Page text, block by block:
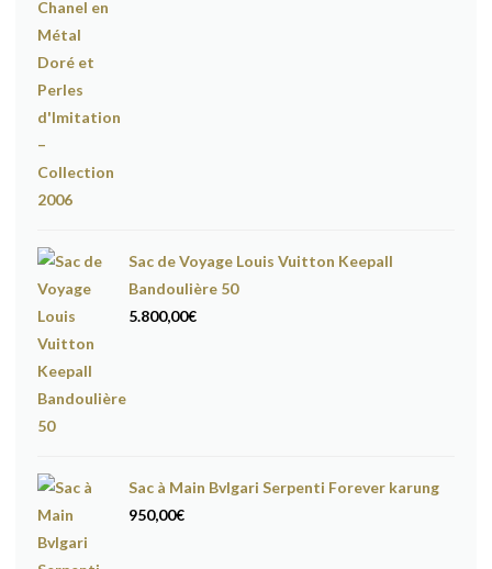
Sac de Voyage Louis Vuitton Keepall
Bandoulière 50
5.800,00€
Sac à Main Bvlgari Serpenti Forever karung
950,00€